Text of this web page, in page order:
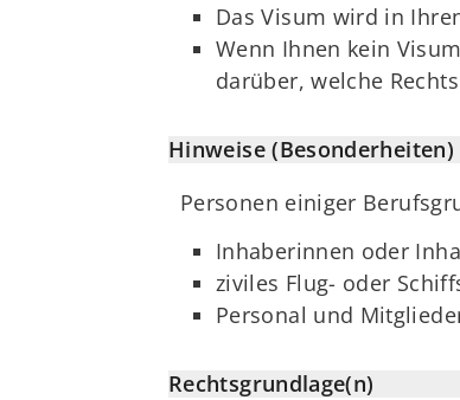
Das Visum wird in
Wenn Ihnen kein
darüber, welche
Hinweise (Besonderheiten)
Personen einiger
Inhaberinnen oder
ziviles Flug- oder
Personal und
Rechtsgrundlage(n)